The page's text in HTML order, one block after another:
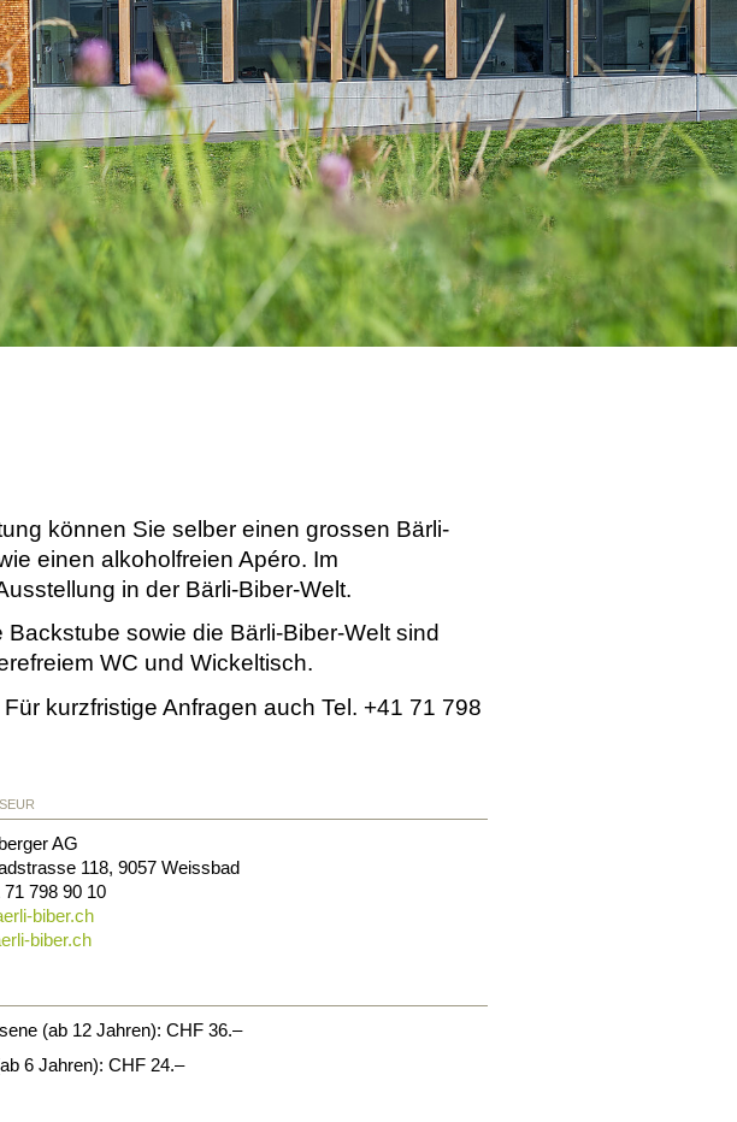
können Sie selber einen grossen Bärli-
einen alkoholfreien Apéro. Im
in der Bärli-Biber-Welt.
sowie die Bärli-Biber-Welt sind
WC und Wickeltisch.
Für kurzfristige Anfragen auch Tel. +41 71 798
AG
118,9057 Weissbad
71 798 90 10
biber.ch
biber.ch
(ab 12 Jahren): CHF 36.–
6 Jahren): CHF 24.–